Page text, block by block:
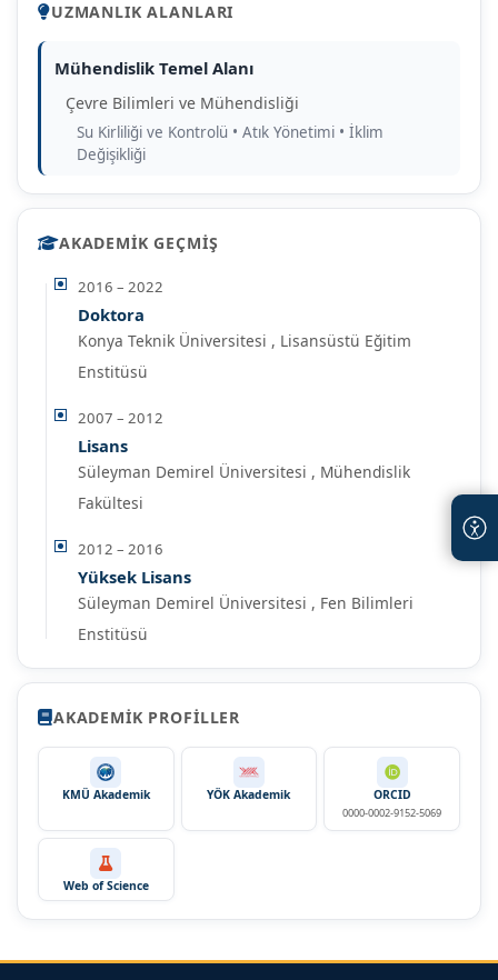
UZMANLIK ALANLARI
Mühendislik Temel Alanı
Çevre Bilimleri ve Mühendisliği
Su Kirliliği ve Kontrolü • Atık Yönetimi • İklim
Değişikliği
AKADEMIK GEÇMIŞ
2016 – 2022
Doktora
Konya Teknik Üniversitesi , Lisansüstü Eğitim
Enstitüsü
2007 – 2012
Lisans
Süleyman Demirel Üniversitesi , Mühendislik
Fakültesi
2012 – 2016
Yüksek Lisans
Süleyman Demirel Üniversitesi , Fen Bilimleri
Enstitüsü
AKADEMIK PROFILLER
KMÜ Akademik YÖK Akademik ORCID
0000-0002-9152-5069
Web of Science